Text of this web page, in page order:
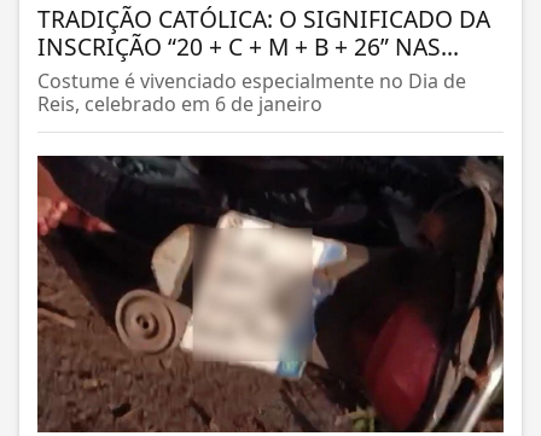
TRADIÇÃO CATÓLICA: O SIGNIFICADO DA
INSCRIÇÃO “20 + C + M + B + 26” NAS...
Costume é vivenciado especialmente no Dia de
Reis, celebrado em 6 de janeiro